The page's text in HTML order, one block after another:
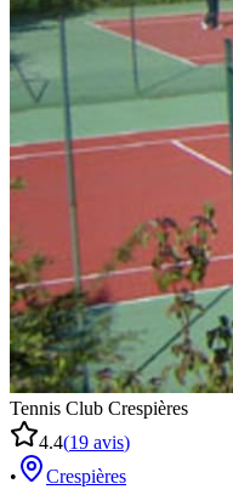
Tennis Club Crespières
4.4(19 avis)
•
Crespières